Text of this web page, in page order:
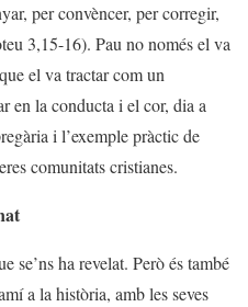
per convèncer, per corregir,
3,15-16). Pau no només el va
el va tractar com un
en la conducta i el cor, dia a
i l’exemple pràctic de
comunitats cristianes.
se’ns ha revelat. Però és també
a la història, amb les seves